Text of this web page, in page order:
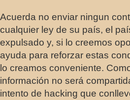
Acuerda no enviar ningun
cualquier ley de su país, el
expulsado y, si lo creemos
ayuda para reforzar estas
lo creamos conveniente.
información no será
intento de hacking que